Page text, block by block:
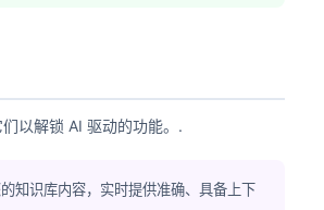
以解锁 AI 驱动的功能。.
知识库内容，实时提供准确、具备上下